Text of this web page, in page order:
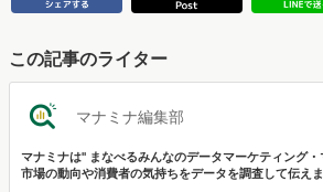
この記事のライター
マナミナ編集部
マナミナは" まなべるみんなのデータマーケティング・
市場の動向や消費者の気持ちをデータを調査して伝えま